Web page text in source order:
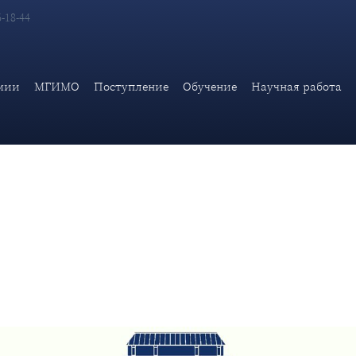
18-44
МГИМО Поступление Обучение Научная работа